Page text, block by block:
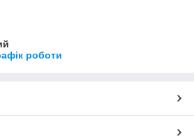
роботи